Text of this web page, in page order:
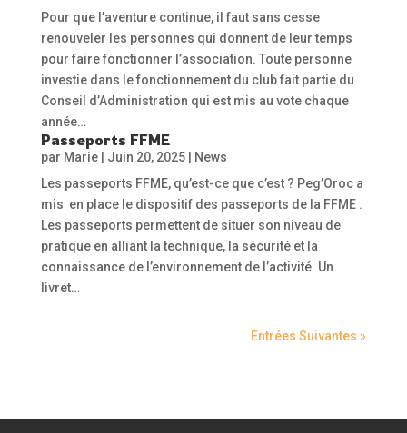
Pour que l’aventure continue, il faut sans cesse
renouveler les personnes qui donnent de leur temps
pour faire fonctionner l’association. Toute personne
investie dans le fonctionnement du club fait partie du
Conseil d’Administration qui est mis au vote chaque
année…
Passeports FFME
par Marie| Juin 20, 2025|
News
Les passeports FFME, qu’est-ce que c’est ? Peg’Oroc a
mis en place le dispositif des passeports de la FFME .
Les passeports permettent de situer son niveau de
pratique en alliant la technique, la sécurité et la
connaissance de l’environnement de l’activité. Un
livret…
Entrées Suivantes »